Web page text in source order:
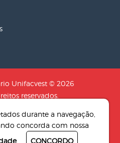
Unifacvest © 2026
reservados.
DE EDUCACAO N.S
LTDA
durante a navegação,
concorda com nossa
CONCORDO